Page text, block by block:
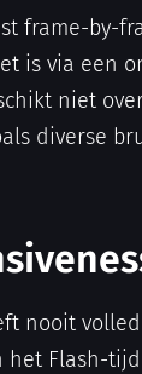
frame-by-
is via een
niet
diverse
nooit
het Flash-